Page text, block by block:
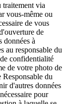
traitement via
vous-même ou
de vous
de
données à
au responsable du
confidentialité
de votre photo de
du
d'autres données
pour